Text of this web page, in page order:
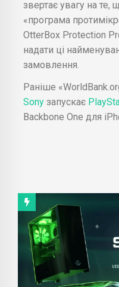
звертає увагу на те,
«програма
OtterBox Protection
надати ці
замовлення.
Раніше
Sony запускає
Backbone One для